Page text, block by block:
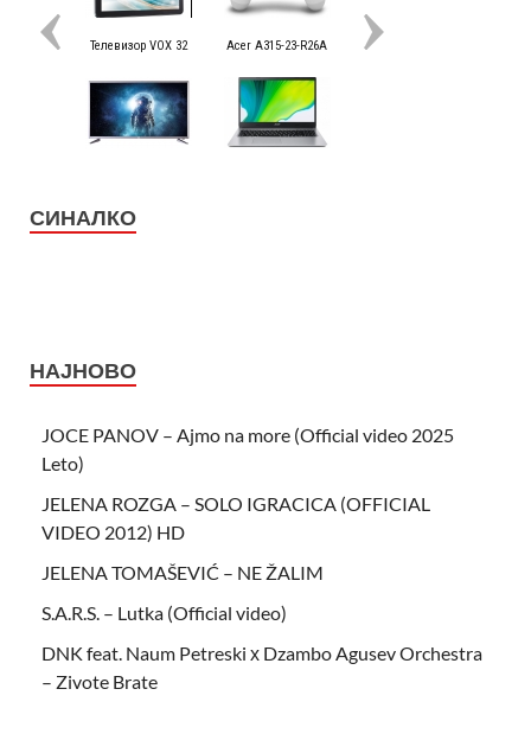
СИНАЛКО
НАЈНОВО
JOCE PANOV – Ajmo na more (Official video 2025
Leto)
JELENA ROZGA – SOLO IGRACICA (OFFICIAL
VIDEO 2012) HD
JELENA TOMAŠEVIĆ – NE ŽALIM
S.A.R.S. – Lutka (Official video)
DNK feat. Naum Petreski х Dzambo Agusev Orchestra
– Zivote Brate